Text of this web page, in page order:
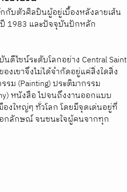
กับตัวศิลปินผู้อยู่เบื้องหลังลายเส้น
1983 และปัจจุบันปักหลัก
นดีไซน์ระดับโลกอย่าง Central Saint
งเขาจึงไม่ได้จำกัดอยู่แค่สิ่งใดสิ่ง
ม (Painting) ประติมากรรม
หนังสือ ไปจนถึงงานออกแบบ
งใหญ่ๆ ทั่วโลก โดยมีจุดเด่นอยู่ที่
อกลักษณ์ จนชนะใจผู้คนจากทุก